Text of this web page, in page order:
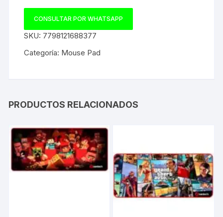
CONSULTAR POR WHATSAPP
SKU: 7798121688377
Categoría: Mouse Pad
PRODUCTOS RELACIONADOS